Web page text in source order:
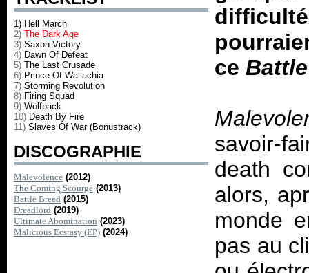
1) Hell March
2) The Dark Age
3) Saxon Victory
4) Dawn Of Defeat
5) The Last Crusade
6) Prince Of Wallachia
7) Storming Revolution
8) Firing Squad
9) Wolfpack
10) Death By Fire
11) Slaves Of War (Bonustrack)
DISCOGRAPHIE
Malevolence (2012)
The Coming Scourge (2013)
Battle Breed (2015)
Dreadlord (2019)
Ultimate Abomination (2023)
Malicious Ecstasy (EP) (2024)
ce
savoir-
death
alors,
monde
pas au